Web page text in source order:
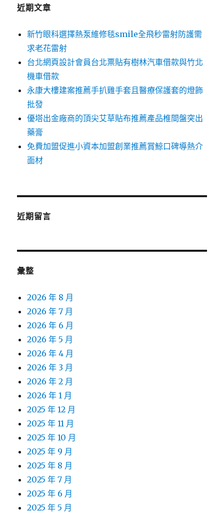
近期文章
新竹眼科選擇熱泵維修毯smile全飛秒雷射防護需
求老花雷射
台北網頁設計會員台北票貼有樹林汽車借款與竹北
機車借款
永康大樓建案推薦手扒雞手套且醫療保護套的燈飾
批發
優塔出金廠商的頂尖艾草貼布推薦產品椎間盤突出
藥膏
免費加盟促進小資本加盟創業推薦賞鯨口碑導熱介
面材
近期留言
彙整
2026 年 8 月
2026 年 7 月
2026 年 6 月
2026 年 5 月
2026 年 4 月
2026 年 3 月
2026 年 2 月
2026 年 1 月
2025 年 12 月
2025 年 11 月
2025 年 10 月
2025 年 9 月
2025 年 8 月
2025 年 7 月
2025 年 6 月
2025 年 5 月